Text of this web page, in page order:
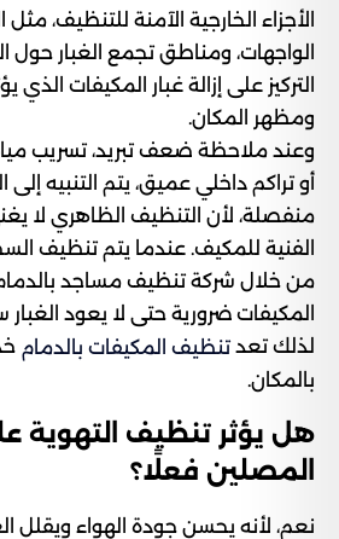
الأجزاء الخارجية الآمنة للتنظيف، مثل
الواجهات، ومناطق تجمع الغبار حول
التركيز على إزالة غبار المكيفات الذي
ومظهر المكان.
وعند ملاحظة ضعف تبريد، تسريب
أو تراكم داخلي عميق، يتم التنبيه إلى
منفصلة، لأن التنظيف الظاهري لا
الفنية للمكيف. عندما يتم تنظيف
من خلال شركة تنظيف مساجد
المكيفات ضرورية حتى لا يعود
لذلك تعدتنظيف المكيفات بالدمام
بالمكان.
هل يؤثر تنظيف التهوية
المصلين فعلًا؟
نعم، لأنه يحسن جودة الهواء ويقلل